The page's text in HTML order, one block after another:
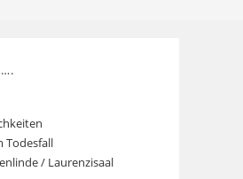
Todesfall
/ Laurenzisaal